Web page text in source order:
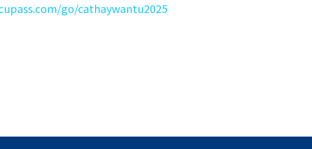
go/cathaywantu2025